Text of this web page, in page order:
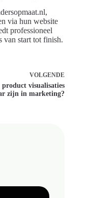
via hun website
professioneel
van start tot finish.
VOLGENDE
product visualisaties
zijn in marketing?